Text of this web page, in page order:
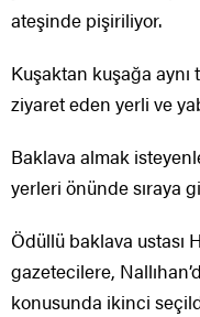
ateşinde pişiriliyor.
Kuşaktan kuşağa
ziyaret eden yerli ve
Baklava almak
yerleri önünde sıraya
Ödüllü baklava ustası
gazetecilere,
konusunda ikinci